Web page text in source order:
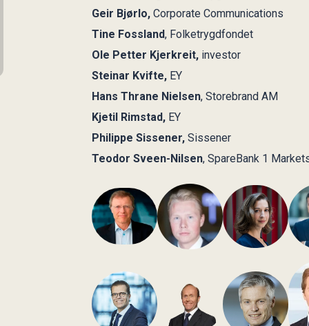
Geir Bjørlo,Corporate Communications
Tine Fossland, Folketrygdfondet
Ole Petter Kjerkreit,investor
Steinar Kvifte,EY
Hans Thrane Nielsen, Storebrand AM
Kjetil Rimstad,EY
Philippe Sissener, Sissener
Teodor Sveen-Nilsen, SpareBank 1